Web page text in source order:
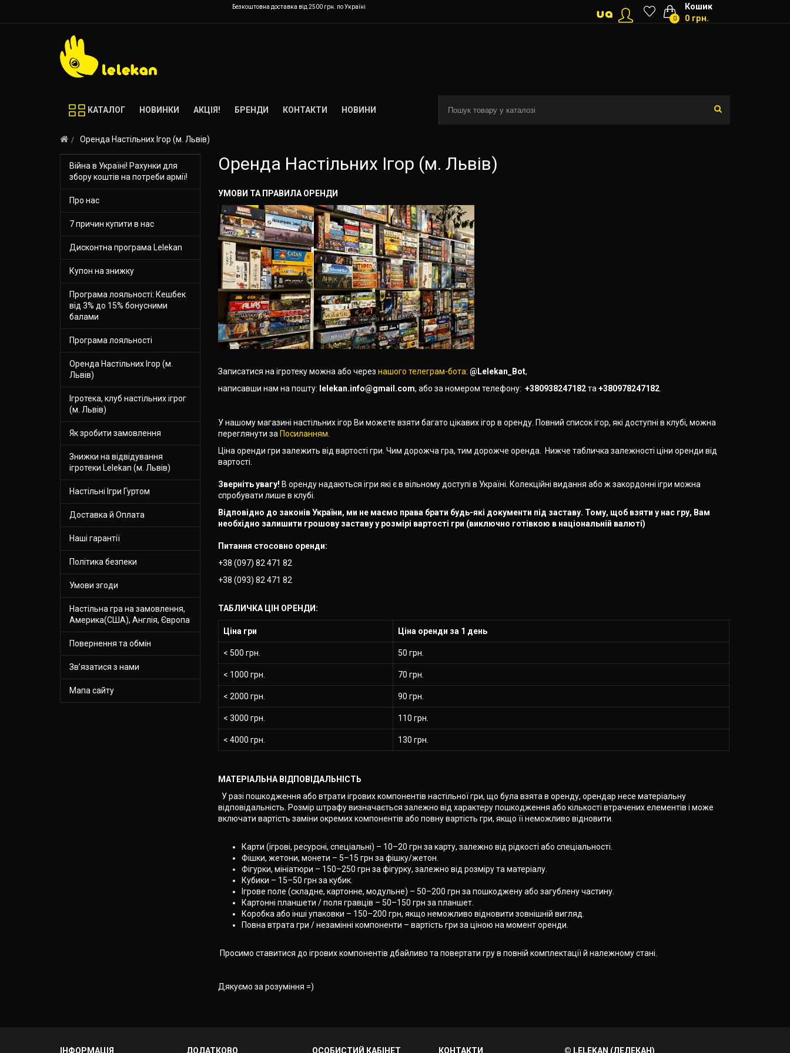
Безкоштовна доставка від 2500 грн. по Україні Кошик
0 0 грн.
КАТАЛОГ НОВИНКИ АКЦІЯ! БРЕНДИ КОНТАКТИ НОВИНИ
Оренда Настільних Ігор (м. Львів)
Війна в Україні! Рахунки для
збору коштів на потреби армії!
Про нас
7 причин купити в нас
Дисконтна програма Lelekan
Купон на знижку
Програма лояльності: Кешбек
від 3% до 15% бонусними
балами
Програма лояльності
Оренда Настільних Ігор (м.
Львів)
Ігротека, клуб настільних ігрог
(м. Львів)
Як зробити замовлення
Знижки на відвідування
ігротеки Lelekan (м. Львів)
Настільні Ігри Гуртом
Доставка й Оплата
Наші гарантії
Політика безпеки
Умови згоди
Настільна гра на замовлення,
Америка(США), Англія, Європа
Повернення та обмін
Зв’язатися з нами
Мапа сайту
Оренда Настільних Ігор (м. Львів)
УМОВИ ТА ПРАВИЛА ОРЕНДИ
Записатися на ігротеку можна або черезнашого телеграм-бота:@Lelekan_Bot,
написавши нам на пошту: lelekan.info@gmail.com, або за номером телефону:+380938247182та+380978247182
У нашому магазині настільних ігор Ви можете взяти багато цікавих ігор в оренду. Повний список ігор, які доступні в клубі, можна
переглянути за Посиланням
Ціна оренди гри залежить від вартості гри. Чим дорожча гра, тим дорожче оренда. Нижче табличка залежності ціни оренди від
вартості.
Зверніть увагу! В оренду надаються ігри які є в вільному доступі в Україні. Колекційні видання або ж закордонні ігри можна
спробувати лише в клубі.
Відповідно до законів України, ми не маємо права брати будь-які документи під заставу. Тому, щоб взяти у нас гру, Вам
необхідно залишити грошову заставу у розмірі вартості гри (виключно готівкою в національній валюті)
Питання стосовно оренди:
+38 (097) 82 471 82
+38 (093) 82 471 82
ТАБЛИЧКА ЦІН ОРЕНДИ:
Ціна гри Ціна оренди за 1 день
< 500 грн. 50 грн.
< 1000 грн. 70 грн.
< 2000 грн. 90 грн.
< 3000 грн. 110 грн.
< 4000 грн. 130 грн.
МАТЕРІАЛЬНА ВІДПОВІДАЛЬНІСТЬ
У разі пошкодження або втрати ігрових компонентів настільної гри, що була взята в оренду, орендар несе матеріальну
відповідальність. Розмір штрафу визначається залежно від характеру пошкодження або кількості втрачених елементів і може
включати вартість заміни окремих компонентів або повну вартість гри, якщо її неможливо відновити.
Карти (ігрові, ресурсні, спеціальні) – 10–20 грн за карту, залежно від рідкості або спеціальності.
Фішки, жетони, монети – 5–15 грн за фішку/жетон.
Фігурки, мініатюри – 150–250 грн за фігурку, залежно від розміру та матеріалу.
Кубики – 15–50 грн за кубик.
Ігрове поле (складне, картонне, модульне) – 50–200 грн за пошкоджену або загублену частину.
Картонні планшети / поля гравців – 50–150 грн за планшет.
Коробка або інші упаковки – 150–200 грн, якщо неможливо відновити зовнішній вигляд.
Повна втрата гри / незамінні компоненти – вартість гри за ціною на момент оренди.
Просимо ставитися до ігрових компонентів дбайливо та повертати гру в повній комплектації й належному стані.
Дякуємо за розуміння =)
ІНФОРМАЦІЯ ДОДАТКОВО ОСОБИСТИЙ КАБІНЕТ КОНТАКТИ © LELEKAN (ЛЕЛЕКАН)